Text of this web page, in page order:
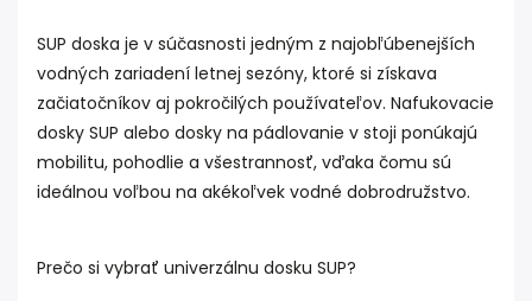
SUP doska je v súčasnosti jedným z najobľúbenejších
vodných zariadení letnej sezóny, ktoré si získava
začiatočníkov aj pokročilých používateľov. Nafukovacie
dosky SUP alebo dosky na pádlovanie v stoji ponúkajú
mobilitu, pohodlie a všestrannosť, vďaka čomu sú
ideálnou voľbou na akékoľvek vodné dobrodružstvo.
Prečo si vybrať univerzálnu dosku SUP?